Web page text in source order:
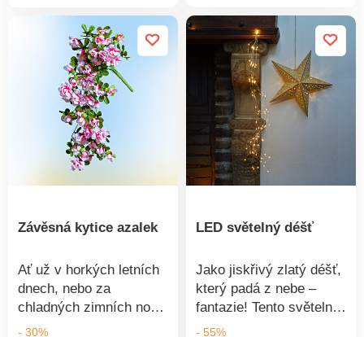
diodami a praktickým
časovačem na 6/18
hodin.
Závěsná kytice azalek
Ať už v horkých letních
dnech, nebo za
chladných zimních nocí,
tato nádherná azalka
- 30%
LED světelný déšť
Jako jiskřivý zlatý déšť,
který padá z nebe –
fantazie! Tento světelný
déšť se 100 LED
- 55%